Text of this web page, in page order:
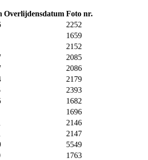
Overlijdensdatum Foto nr.
2252
1659
2152
2085
2086
2179
2393
1682
1696
2146
2147
5549
1763